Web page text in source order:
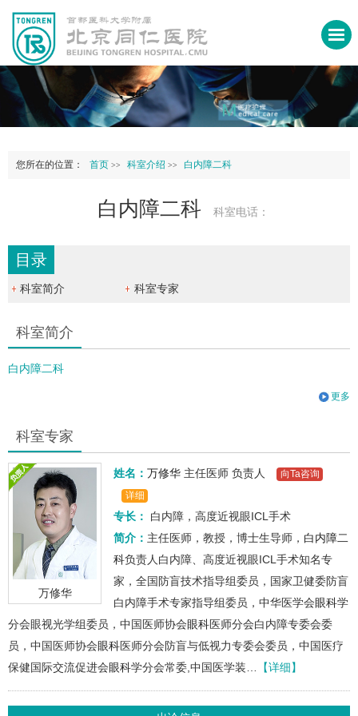
您所在的位置： 首页 >> 科室介绍 >> 白内障二科
白内障二科 科室电话：
目录
科室简介 科室专家
科室简介
白内障二科
更多
科室专家
万修华
姓名： 万修华 主任医师 负责人
向Ta咨询
详细
专长：
白内障，高度近视眼ICL手术
简介： 主任医师，教授，博士生导师， 白内障二
科负责人白内障、高度近视眼ICL手术知名专
家，全国防盲技术指导组委员，国家卫健委防盲
白内障手术专家指导组委员，中华医学会眼科学
分会眼视光学组委员，中国医师协会眼科医师分会白内障专委会委
员，中国医师协会眼科医师分会防盲与低视力专委会委员，中国医疗
保健国际交流促进会眼科学分会常委,中国医学装… 【详细】